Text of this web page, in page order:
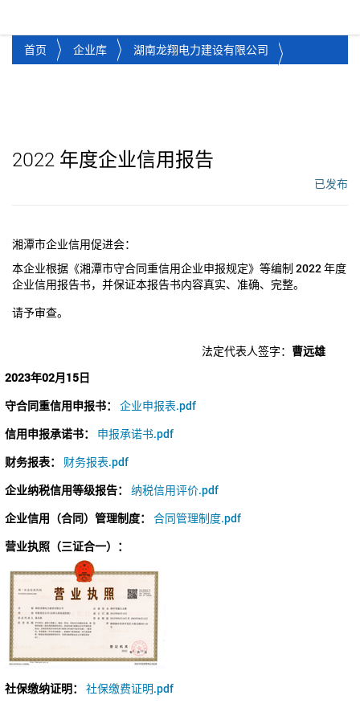
首页 企业库 湖南龙翔电力建设有限公司
2022 年度企业信用报告
已发布
湘潭市企业信用促进会：
本企业根据《湘潭市守合同重信用企业申报规定》等编制 2022年度
企业信用报告书，并保证本报告书内容真实、准确、完整。
请予审查。
法定代表人签字： 曹远雄
2023年02月15日
守合同重信用申报书：
企业申报表.pdf
信用申报承诺书：
申报承诺书.pdf
财务报表：
财务报表.pdf
企业纳税信用等级报告：
纳税信用评价.pdf
企业信用（合同）管理制度：
合同管理制度.pdf
营业执照（三证合一）：
社保缴纳证明： 社保缴费证明.pdf